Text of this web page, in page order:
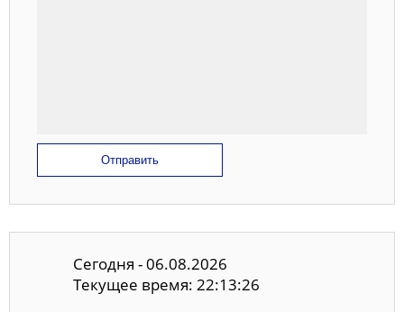
Отправить
Сегодня - 06.08.2026
Текущее время: 22:13:27